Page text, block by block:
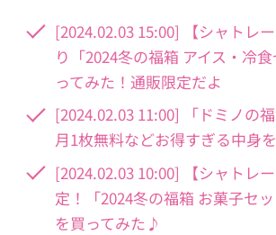
[2024.02.03 15:00] 【シャトレ
り「2024冬の福箱 アイス・冷
ってみた！通販限定だよ
[2024.02.03 11:00] 「ドミノの
月1枚無料などお得すぎる中身
[2024.02.03 10:00] 【シャトレ
定！「2024冬の福箱 お菓子セッ
を買ってみた♪